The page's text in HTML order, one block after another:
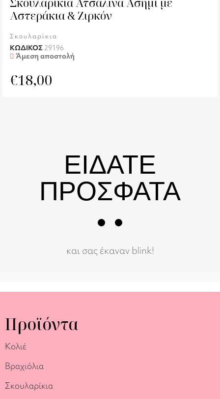
Αστεράκια & Ζιρκόν
Σκουλαρίκια
ΚΩΔΙΚΟΣ 29196
Άμεση αποστολή
€18,00
ΕΙΔΑΤΕ
ΠΡΟΣΦΑΤΑ
και σας έκαναν blink!
Προϊόντα
Κολιέ
Βραχιόλια
Σκουλαρίκια